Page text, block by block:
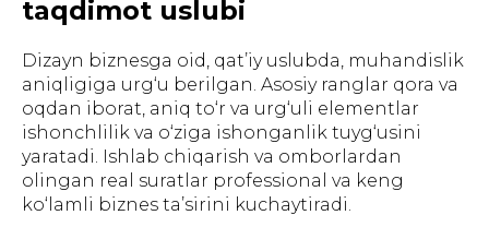
taqdimot uslubi
Dizayn biznesga oid, qat’iy uslubda, muhandislik
aniqligiga urg‘u berilgan. Asosiy ranglar qora va
oqdan iborat, aniq to‘r va urg‘uli elementlar
ishonchlilik va o‘ziga ishonganlik tuyg‘usini
yaratadi. Ishlab chiqarish va omborlardan
olingan real suratlar professional va keng
ko‘lamli biznes ta’sirini kuchaytiradi.